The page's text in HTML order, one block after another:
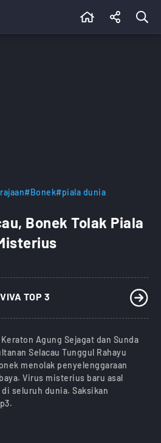
#Bonek#piala dunia
Bonek Tolak Piala
TOP 3
Agung Sejagat dan Sunda
Selacau Tunggul Rahayu
menolak penyelenggaraan
Virus misterius baru asal
seluruh dunia. Saksikan